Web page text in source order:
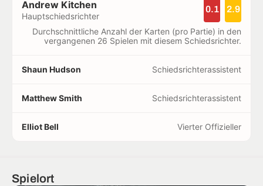
Andrew Kitchen
Hauptschiedsrichter
0.1 2.9
Durchschnittliche Anzahl der Karten (pro Partie) in den
vergangenen 26 Spielen mit diesem Schiedsrichter.
Shaun Hudson Schiedsrichterassistent
Matthew Smith Schiedsrichterassistent
Elliot Bell Vierter Offizieller
Spielort